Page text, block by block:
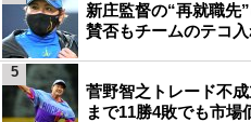
新庄監督の“再就職先
賛否もチームのテコ
菅野智之トレード不
まで11勝4敗でも市場
5